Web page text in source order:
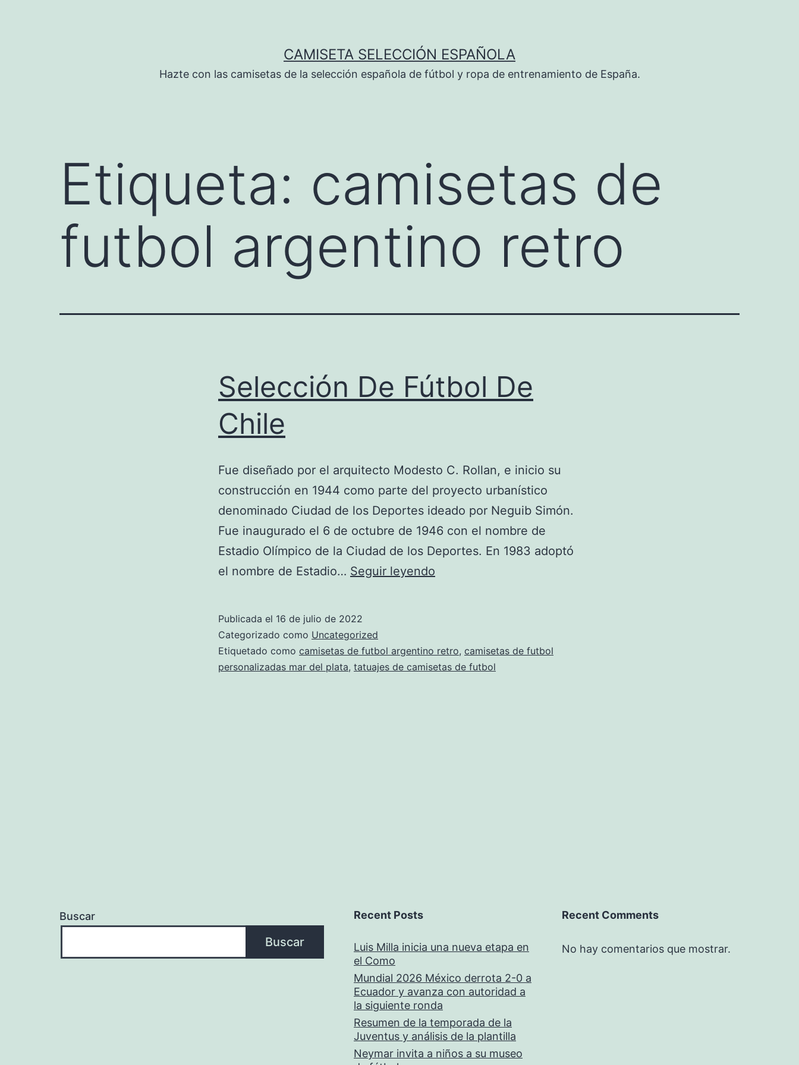
CAMISETA SELECCIÓN ESPAÑOLA
Hazte con las camisetas de la selección española de fútbol y ropa de entrenamiento de España.
Etiqueta: camisetas de
futbol argentino retro
Selección De Fútbol De
Chile
Fue diseñado por el arquitecto Modesto C. Rollan, e inicio su
construcción en 1944 como parte del proyecto urbanístico
denominado Ciudad de los Deportes ideado por Neguib Simón.
Fue inaugurado el 6 de octubre de 1946 con el nombre de
Estadio Olímpico de la Ciudad de los Deportes. En 1983 adoptó
el nombre de Estadio… Seguir leyendo
Chile
Publicada el 16 de julio de 2022
Categorizado como Uncategorized
Etiquetado como camisetas de futbol argentino retro, camisetas de futbol
personalizadas mar del plata, tatuajes de camisetas de futbol
Buscar
Buscar
Recent Posts
Luis Milla inicia una nueva etapa en
el Como
Mundial 2026 México derrota 2-0 a
Ecuador y avanza con autoridad a
la siguiente ronda
Resumen de la temporada de la
Juventus y análisis de la plantilla
Neymar invita a niños a su museo
Recent Comments
No hay comentarios que mostrar.